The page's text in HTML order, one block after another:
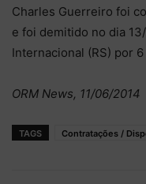
Charles Guerreiro foi
e foi demitido no dia
Internacional (RS) por
ORM News, 11/06/2014
TAGS Contratações /